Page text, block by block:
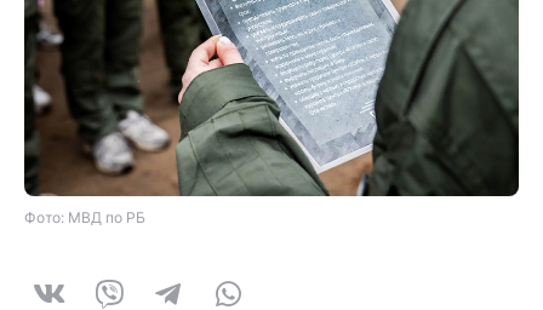
Фото: МВД по РБ